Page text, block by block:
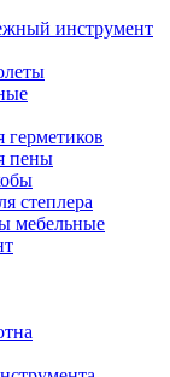
инструмент
герметиков
пены
степлера
мебельные